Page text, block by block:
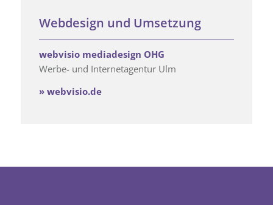
Webdesign und Umsetzung
webvisio mediadesign OHG
Werbe- und Internetagentur Ulm
» webvisio.de